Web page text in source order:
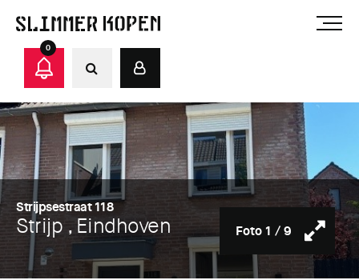
0
Strijpsestraat 118
Strijp , Eindhoven Foto1 /9